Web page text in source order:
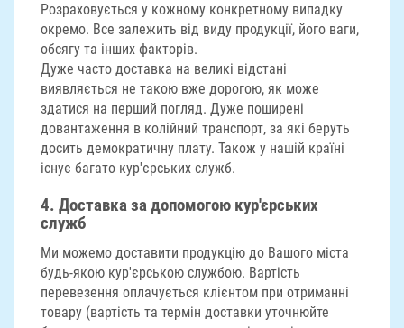
Розраховується у кожному конкретному випадку
окремо. Все залежить від виду продукції, його ваги,
обсягу та інших факторів.
Дуже часто доставка на великі відстані
виявляється не такою вже дорогою, як може
здатися на перший погляд. Дуже поширені
довантаження в колійний транспорт, за які беруть
досить демократичну плату. Також у нашій країні
існує багато кур'єрських служб.
4. Доставка за допомогою кур'єрських
служб
Ми можемо доставити продукцію до Вашого міста
будь-якою кур'єрською службою. Вартість
перевезення оплачується клієнтом при отриманні
товару (вартість та термін доставки уточнюйте